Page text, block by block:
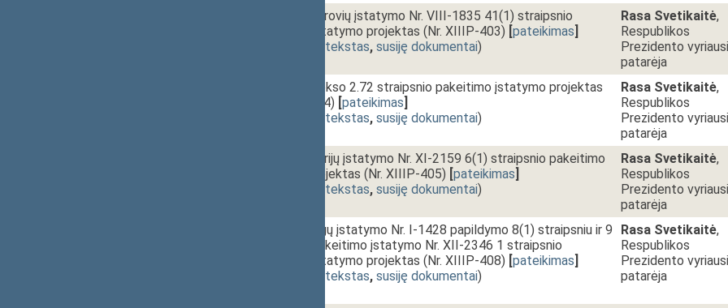
Akcinių bendrovių įstatymo Nr. VIII-1835 41(1) straipsnio
pakeitimo įstatymo projektas (Nr. XIIIP-403) [pateikimas]
dokumento tekstas, susiję dokumentai)
Rasa Svetikaitė,
Respublikos
Prezidento
patarėja
Civilinio kodekso 2.72 straipsnio pakeitimo įstatymo projektas
(Nr. XIIIP-404) [pateikimas]
dokumento tekstas, susiję dokumentai)
Rasa Svetikaitė,
Respublikos
Prezidento
patarėja
Mažųjų bendrijų įstatymo Nr. XI-2159 6(1) straipsnio pakeitimo
įstatymo projektas (Nr. XIIIP-405) [pateikimas]
dokumento tekstas, susiję dokumentai)
Rasa Svetikaitė,
Respublikos
Prezidento
patarėja
Viešųjų įstaigų įstatymo Nr. I-1428 papildymo 8(1) straipsniu ir 9
straipsnio pakeitimo įstatymo Nr. XII-2346 1 straipsnio
pakeitimo įstatymo projektas (Nr. XIIIP-408) [pateikimas]
dokumento tekstas, susiję dokumentai)
Rasa Svetikaitė,
Respublikos
Prezidento
patarėja